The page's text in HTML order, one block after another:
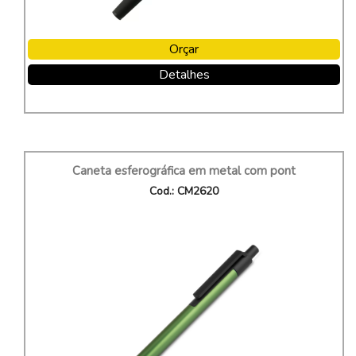
Orçar
Detalhes
Caneta esferográfica em metal com pont
Cod.: CM2620